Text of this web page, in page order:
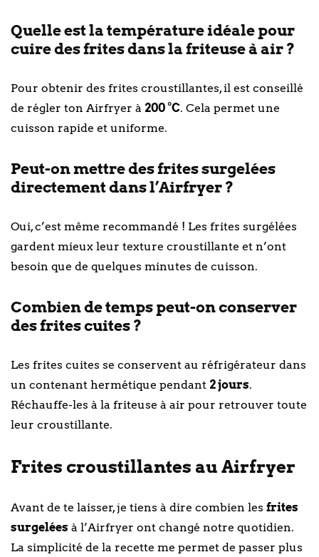
Quelle est la température idéale pour
cuire des frites dans la friteuse à air ?
Pour obtenir des frites croustillantes, il est conseillé
de régler ton Airfryer à 200 °C. Cela permet une
cuisson rapide et uniforme.
Peut-on mettre des frites surgelées
directement dans l’Airfryer ?
Oui, c’est même recommandé ! Les frites surgélées
gardent mieux leur texture croustillante et n’ont
besoin que de quelques minutes de cuisson.
Combien de temps peut-on conserver
des frites cuites ?
Les frites cuites se conservent au réfrigérateur dans
un contenant hermétique pendant 2 jours.
Réchauffe-les à la friteuse à air pour retrouver toute
leur croustillante.
Frites croustillantes au Airfryer
Avant de te laisser, je tiens à dire combien les frites
surgelées à l’Airfryer ont changé notre quotidien.
La simplicité de la recette me permet de passer plus